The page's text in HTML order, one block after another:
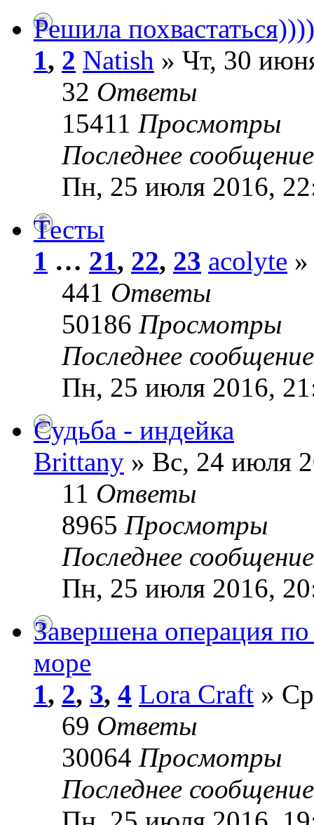
Решила похвастаться))))
1, 2 Natish » Чт, 30
32 Ответы
15411 Просмотры
Последнее
Пн, 25 июля 2016,
Тесты
1 … 21, 22, 23 acolyte
441 Ответы
50186 Просмотры
Последнее
Пн, 25 июля 2016,
Судьба - индейка
Brittany » Вс, 24 июля
11 Ответы
8965 Просмотры
Последнее
Пн, 25 июля 2016,
Завершена операция
море
1, 2, 3, 4 Lora Craft »
69 Ответы
30064 Просмотры
Последнее